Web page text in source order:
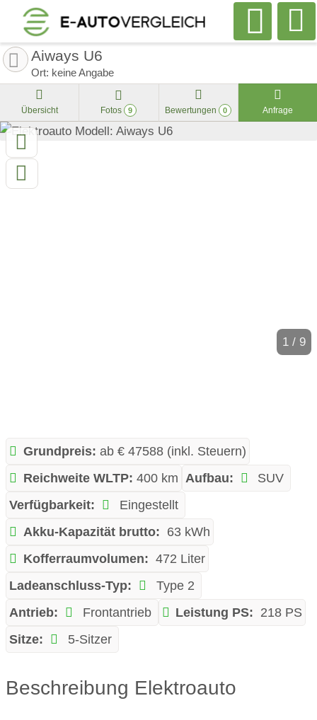
Aiways U6
Ort: keine Angabe
Übersicht Fotos 9 Bewertungen 0 Anfrage
1 / 9
Grundpreis: ab € 47588 (inkl. Steuern)
Reichweite WLTP: 400 km Aufbau:
SUV
Verfügbarkeit:
Eingestellt
Akku-Kapazität brutto: 63 kWh
Kofferraumvolumen: 472 Liter
Ladeanschluss-Typ:
Type 2
Antrieb:
Frontantrieb Leistung PS: 218 PS
Sitze:
5-Sitzer
Beschreibung Elektroauto